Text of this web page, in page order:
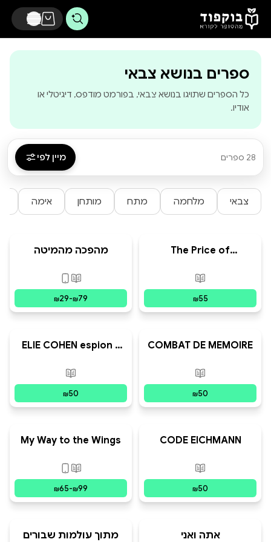
דלג לתוכן הראשי
ספרים בנושא צבאי
כל הספרים שתויגו בנושא צבאי, בפורמט מודפס, דיגיטלי או
אודיו.
28 ספרים מיין לפי
צבאי מלחמה מתח מותחן אימה
The Price of
and Chaos of
Becoming Israeli
פורמטים זמינים
₪55
מהפכה מהמיטה
פורמטים זמינים
₪29-₪79
COMBAT DE MEMOIRE
פורמטים זמינים
₪50
ELIE COHEN espion à
פורמטים זמינים
₪50
CODE EICHMANN
פורמטים זמינים
₪50
My Way to the Wings
פורמטים זמינים
₪65-₪99
אתה ואני מתוך עולמות שבורים